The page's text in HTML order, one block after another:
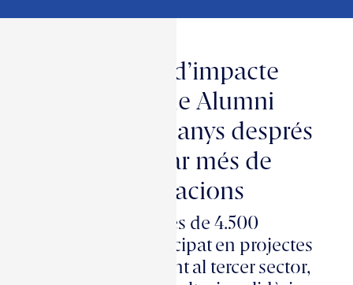
La iniciativa d’impacte
social d’Esade Alumni
compleix 20 anys després
d’acompanyar més de
500 organitzacions
Des del 2006, més de 4.500
alumni han participat en projectes
d’acompanyament al tercer sector,